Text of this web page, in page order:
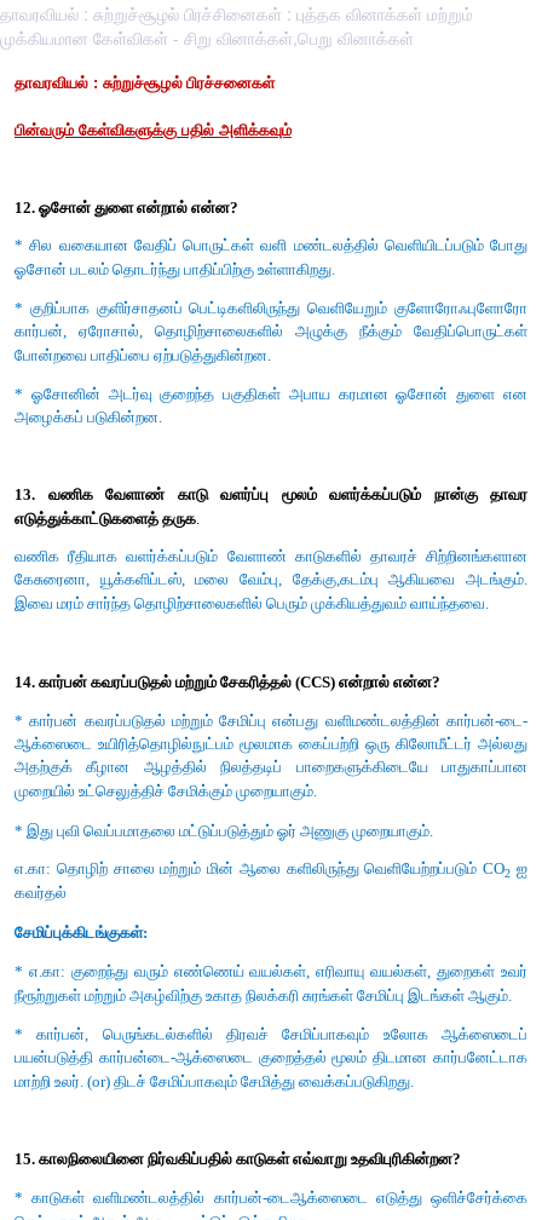
தாவரவியல் : சுற்றுச்சூழல் பிரச்சினைகள் : புத்தக வினாக்கள் மற்றும்
முக்கியமான கேள்விகள் - சிறு வினாக்கள்,பெறு வினாக்கள்
தாவரவியல் : சுற்றுச்சூழல் பிரச்சனைகள்
பின்வரும் கேள்விகளுக்கு பதில் அளிக்கவும்
12. ஓசோன் துளை என்றால் என்ன?
ஓசோன் படலம் தொடர்ந்து பாதிப்பிற்கு உள்ளாகிறது.
* குறிப்பாக குளிர்சாதனப் பெட்டிகளிலிருந்து வெளியேறும்
கார்பன், ஏரோசால், தொழிற்சாலைகளில் அழுக்கு நீக்கும்
போன்றவை பாதிப்பை ஏற்படுத்துகின்றன.
13. வணிக வேளாண் காடு வளர்ப்பு மூலம் வளர்க்கப்படும்
எடுத்துக்காட்டுகளைத் தருக.
வணிக ரீதியாக வளர்க்கப்படும் வேளாண் காடுகளில் தாவரச்
கேசுரைனா, யூக்களிப்டஸ், மலை வேம்பு, தேக்கு,கடம்பு
இவை மரம் சார்ந்த தொழிற்சாலைகளில் பெரும் முக்கியத்துவம்
14. கார்பன் கவரப்படுதல் மற்றும் சேகரித்தல் (CCS) என்றால்
* கார்பன் கவரப்படுதல் மற்றும் சேமிப்பு என்பது
ஆக்ஸைடை உயிரித்தொழில்நுட்பம் மூலமாக கைப்பற்றி ஒரு